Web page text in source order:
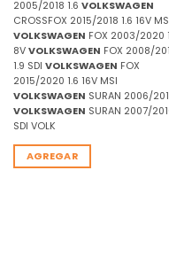
2005/2018 1.6 VOLKSWAGEN
CROSSFOX 2015/2018 1.6 16V
VOLKSWAGEN FOX 2003/2020
8V VOLKSWAGEN FOX 2008/
1.9 SDI VOLKSWAGEN FOX
2015/2020 1.6 16V MSI
VOLKSWAGEN SURAN 2006/
VOLKSWAGEN SURAN 2007/
SDI VOLK
AGREGAR